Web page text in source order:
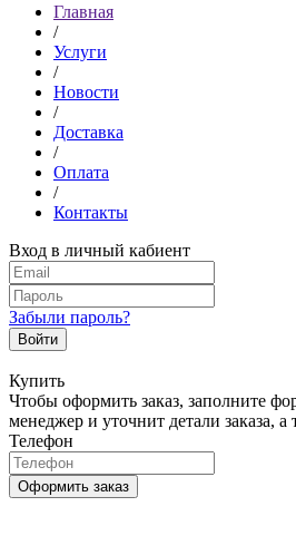
Главная
/
Услуги
/
Новости
/
Доставка
/
Оплата
/
Контакты
Вход в личный кабиент
Забыли пароль?
Войти
Купить
Чтобы оформить заказ, заполните
менеджер и уточнит детали заказа, а
Телефон
Оформить заказ